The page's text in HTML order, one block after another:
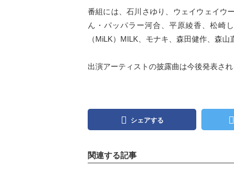
番組には、石川さゆり、ウェイウェイウ
ん・パッパラー河合、平原綾香、松崎
（MiLK）MILK、モナキ、森田健作、森
出演アーティストの披露曲は今後発表され
シェアする
関連する記事